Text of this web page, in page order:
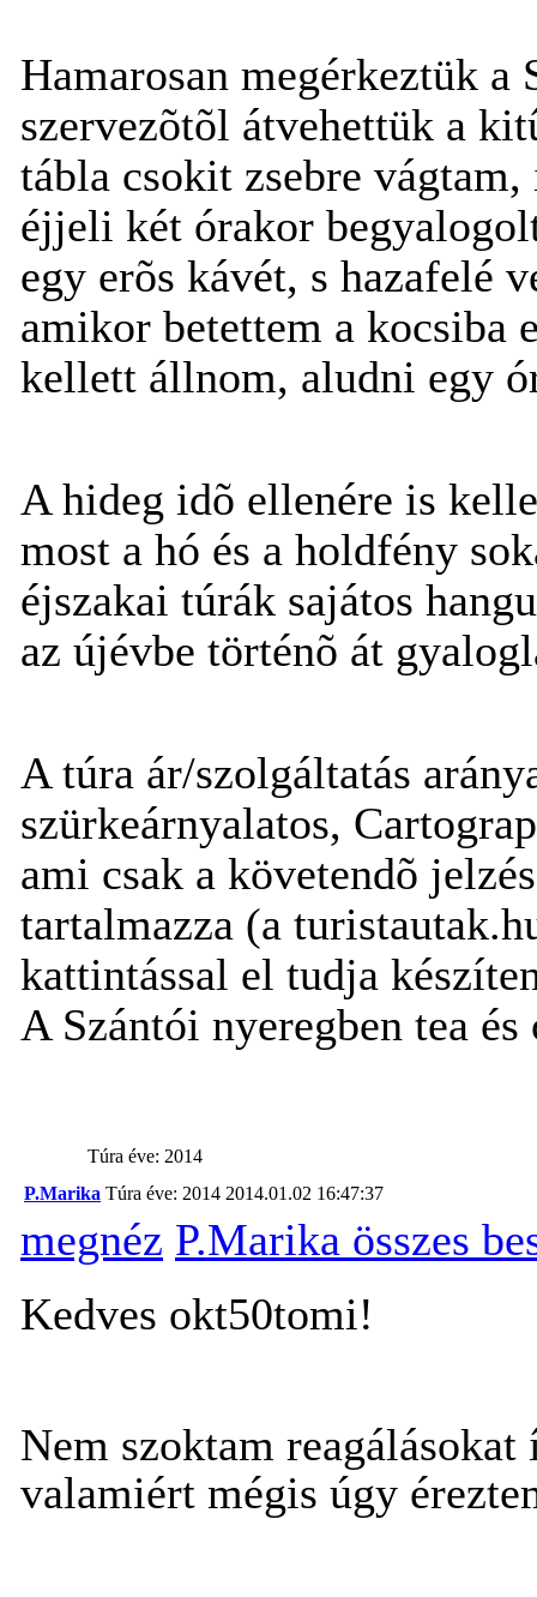
Hamarosan megérkeztük a
szervezõtõl átvehettük a
tábla csokit zsebre
éjjeli két órakor
egy erõs kávét, s hazafelé
amikor betettem a kocsiba
kellett állnom, aludni egy
A hideg idõ ellenére is
most a hó és a holdfény
éjszakai túrák sajátos
az újévbe történõ át
A túra ár/szolgáltatás
szürkeárnyalatos,
ami csak a követendõ
tartalmazza (a
kattintással el tudja
A Szántói nyeregben tea
Túra éve: 2014
P.Marika Túra éve: 2014 2014.01.02 16:47:37
megnéz P.Marika összes
Kedves okt50tomi!
Nem szoktam
valamiért mégis úgy